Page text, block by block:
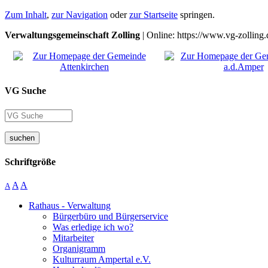
Zum Inhalt, zur Navigation oderzur Startseite springen.
Verwaltungsgemeinschaft Zolling | Online: https://www.vg-
VG Suche
suchen
Schriftgröße
A A A
Rathaus - Verwaltung
Bürgerbüro und Bürgerservice
Was erledige ich wo?
Mitarbeiter
Organigramm
Kulturraum Ampertal e.V.